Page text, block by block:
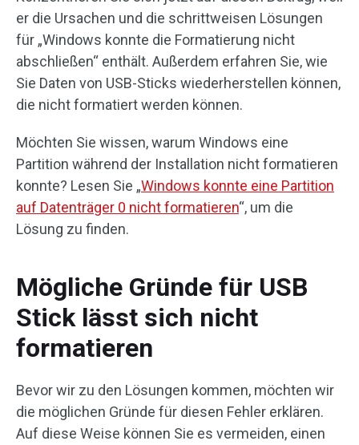
er die Ursachen und die schrittweisen Lösungen
für „Windows konnte die Formatierung nicht
abschließen“ enthält. Außerdem erfahren Sie, wie
Sie Daten von USB-Sticks wiederherstellen können,
die nicht formatiert werden können.
Möchten Sie wissen, warum Windows eine
Partition während der Installation nicht formatieren
konnte? Lesen Sie „Windows konnte eine Partition
auf Datenträger 0 nicht formatieren“, um die
Lösung zu finden.
Mögliche Gründe für USB
Stick lässt sich nicht
formatieren
Bevor wir zu den Lösungen kommen, möchten wir
die möglichen Gründe für diesen Fehler erklären.
Auf diese Weise können Sie es vermeiden, einen